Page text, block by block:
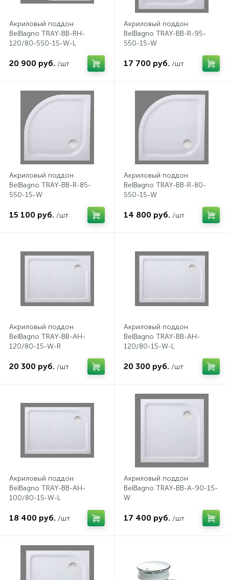
Акриловый поддон
BelBagno TRAY-BB-RH-
120/80-550-15-W-L
20 900 руб. /шт
Акриловый поддон
BelBagno TRAY-BB-R-95-
550-15-W
17 700 руб. /шт
Акриловый поддон
BelBagno TRAY-BB-R-85-
550-15-W
15 100 руб. /шт
Акриловый поддон
BelBagno TRAY-BB-R-80-
550-15-W
14 800 руб. /шт
Акриловый поддон
BelBagno TRAY-BB-AH-
120/80-15-W-R
20 300 руб. /шт
Акриловый поддон
BelBagno TRAY-BB-AH-
120/80-15-W-L
20 300 руб. /шт
Акриловый поддон
BelBagno TRAY-BB-AH-
100/80-15-W-L
18 400 руб. /шт
Акриловый поддон
BelBagno TRAY-BB-A-90-15-
W
17 400 руб. /шт
Держатели ручного душа
Для душа
Донные клапаны
12
Донный клапан
Душевые шланги
Ручные души
Ручные души со штуцером
Смесители для биде
4
Смесители для ванны